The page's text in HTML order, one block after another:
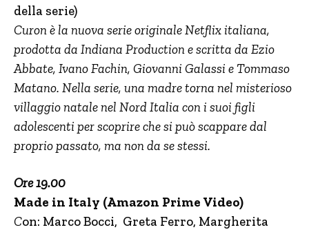
della serie)
Curon è la nuova serie originale Netflix italiana,
prodotta da Indiana Production e scritta da Ezio
Abbate, Ivano Fachin, Giovanni Galassi e Tommaso
Matano. Nella serie, una madre torna nel misterioso
villaggio natale nel Nord Italia con i suoi figli
adolescenti per scoprire che si può scappare dal
proprio passato, ma non da se stessi.
Ore 19.00
Made in Italy (Amazon Prime Video)
Con: Marco Bocci, Greta Ferro, Margherita